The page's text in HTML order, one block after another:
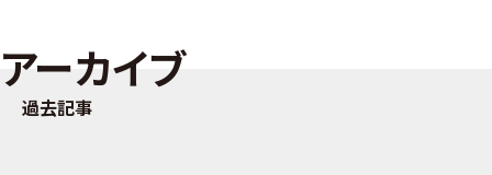
アーカイブ
過去記事